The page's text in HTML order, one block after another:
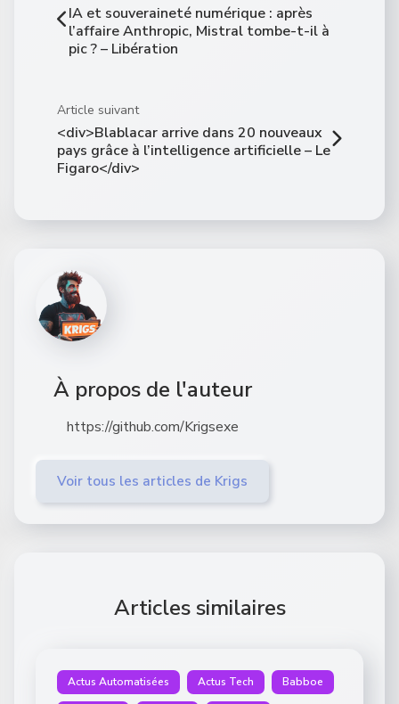
IA et souveraineté numérique : après
l’affaire Anthropic, Mistral tombe-t-il à
pic ? – Libération
Article suivant
<div>Blablacar arrive dans 20 nouveaux
pays grâce à l’intelligence artificielle – Le
Figaro</div>
À propos de l'auteur
https://github.com/Krigsexe
Voir tous les articles de Krigs
Articles similaires
Actus Automatisées Actus Tech Babboe